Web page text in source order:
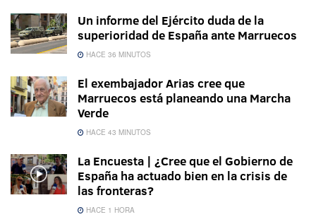
Un informe del Ejército duda de la
superioridad de España ante Marruecos
HACE 36 MINUTOS
El exembajador Arias cree que
Marruecos está planeando una Marcha
Verde
HACE 43 MINUTOS
La Encuesta | ¿Cree que el Gobierno de
España ha actuado bien en la crisis de
las fronteras?
HACE 1 HORA